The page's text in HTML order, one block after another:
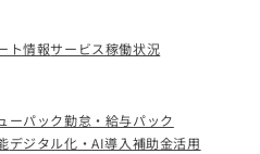
ト情報サービス稼働状況
ーパック勤怠・給与パック
デジタル化・AI導入補助金活用